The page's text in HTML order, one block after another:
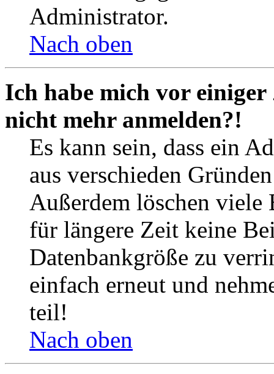
Administrator.
Nach oben
Ich habe mich vor
nicht mehr anmelden?!
Es kann sein, dass ein
aus verschieden
Außerdem löschen viele
für längere Zeit keine
Datenbankgröße zu
einfach erneut und
teil!
Nach oben